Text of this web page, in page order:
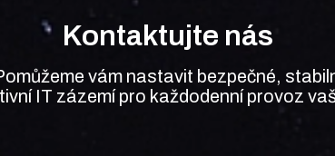
Kontaktujte nás
vám nastavit bezpečné,
IT zázemí pro každodenní provoz